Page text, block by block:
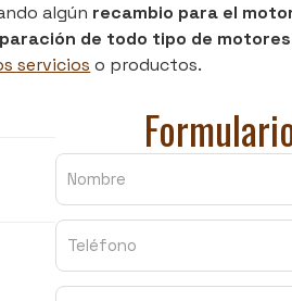
algún recambio para el
de todo tipo de motores
servicios o productos.